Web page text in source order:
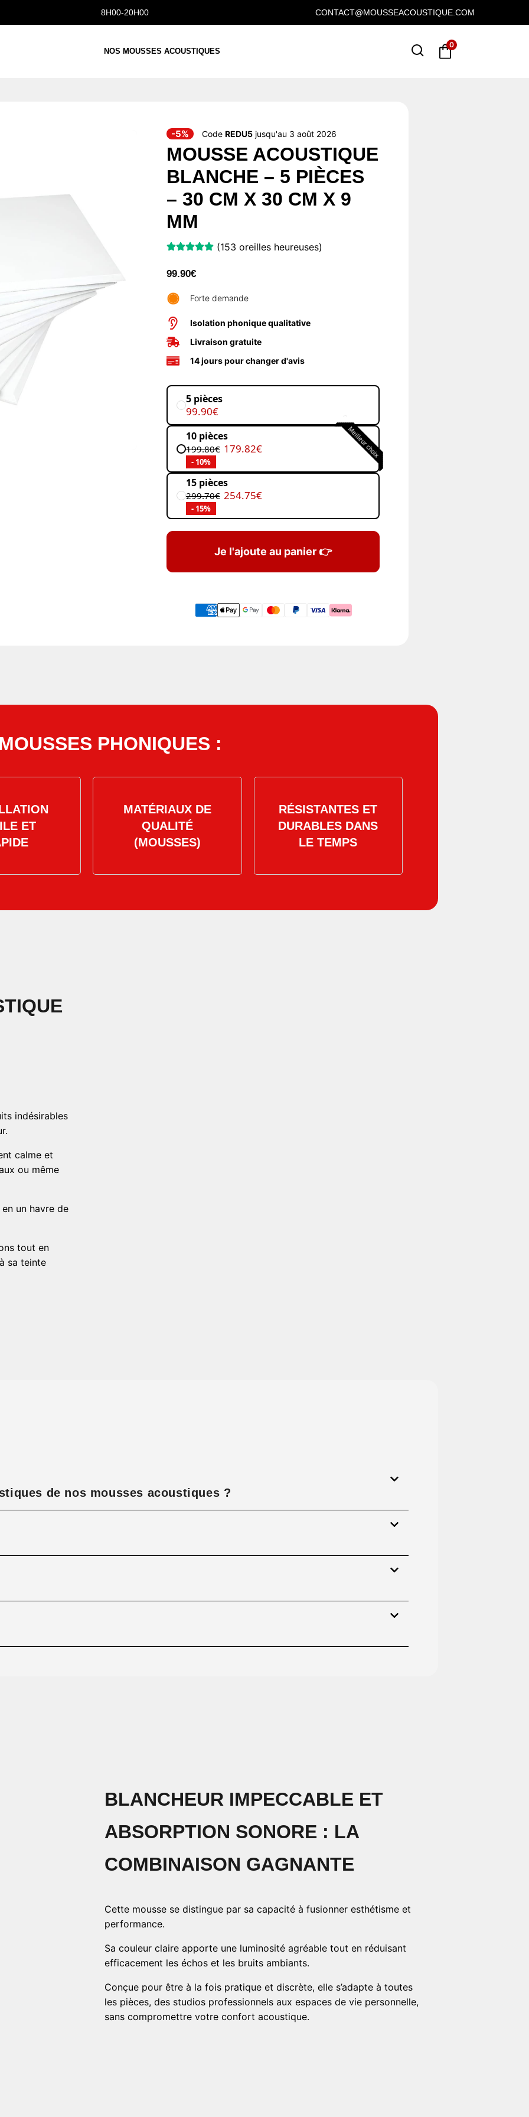
8H00-20H00 CONTACT@MOUSSEACOUSTIQUE.COM
NOS MOUSSES ACOUSTIQUES
0
-5% Code REDU5jusqu'au 3 août 2026
MOUSSE ACOUSTIQUE
BLANCHE – 5 PIÈCES
– 30 CM X 30 CM X 9
MM
(153 oreilles heureuses)
99.90€
Forte demande
Isolation phonique qualitative
Livraison gratuite
14 jours pour changer d'avis
5 pièces
99.90€
Meilleur choix
10 pièces
199.80€ 179.82€
- 10%
15 pièces
299.70€ 254.75€
- 15%
Je l'ajoute au panier 👉
PHONIQUES :
ET
MATÉRIAUX DE
QUALITÉ
(MOUSSES)
RÉSISTANTES ET
DURABLES DANS
LE TEMPS
indésirables
calme et
ou même
un havre de
tout en
sa teinte
de nos mousses acoustiques ?
BLANCHEUR IMPECCABLE ET
ABSORPTION SONORE : LA
COMBINAISON GAGNANTE
Cette mousse se distingue par sa capacité à fusionner esthétisme et
performance.
Sa couleur claire apporte une luminosité agréable tout en réduisant
efficacement les échos et les bruits ambiants.
Conçue pour être à la fois pratique et discrète, elle s’adapte à toutes
les pièces, des studios professionnels aux espaces de vie personnelle,
sans compromettre votre confort acoustique.